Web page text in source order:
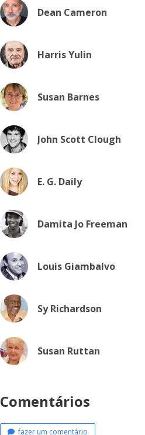
Dean Cameron
Harris Yulin
Susan Barnes
John Scott Clough
E. G. Daily
Damita Jo Freeman
Louis Giambalvo
Sy Richardson
Susan Ruttan
Comentários
fazer um comentário